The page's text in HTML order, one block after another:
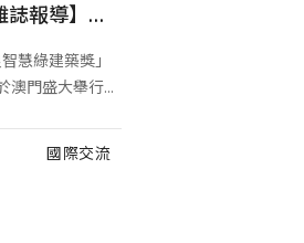
【iBT數位建築雜誌報導】第五屆亞太地區智慧綠建築聯盟論壇暨APIGBA Awards頒獎典禮圓滿落幕！
慧綠建築獎」
澳門盛大舉行...
國際交流